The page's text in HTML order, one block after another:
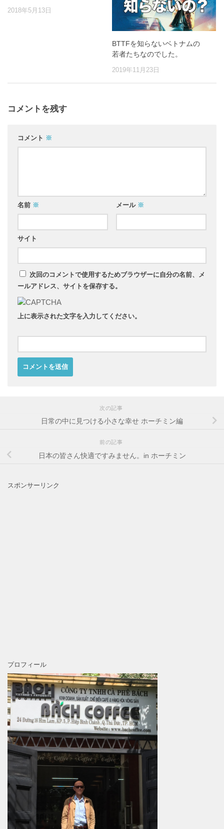
2018年5月13日
BTTFを知らないベトナムの
若者たちなのでした。
2019年11月23日
コメントを残す
コメント ※
名前 ※ メール ※
サイト
次回のコメントで使用するためブラウザーに自分の名前、メ
ールアドレス、サイトを保存する。
上に表示された文字を入力してください。
次の記事
日常の中に見つける小さな幸せ ホーチミン編
前の記事
日本の皆さん快適ですみません。in ホーチミン
スポンサーリンク
プロフィール